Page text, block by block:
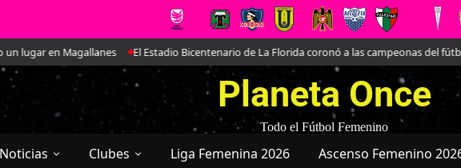
en Magallanes El Estadio Bicentenario de La Florida coronó a las campeonas del fútbol
Planeta Once
Todo el Fútbol Femenino
Noticias Clubes Liga Femenina 2026 Ascenso Femenino